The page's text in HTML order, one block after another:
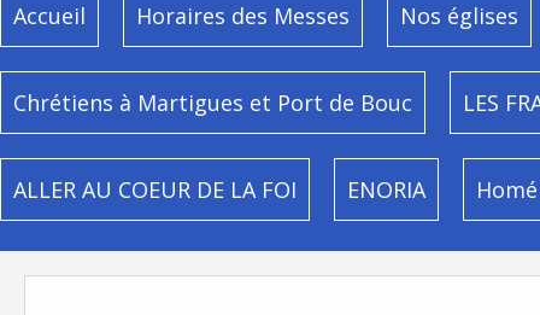
Accueil Horaires des Messes Nos églises
Chrétiens à Martigues et Port de Bouc LES
ALLER AU COEUR DE LA FOI ENORIA